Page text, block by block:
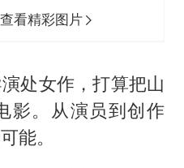
看精彩图片
处女作，打算把山
影。从演员到创作
能。